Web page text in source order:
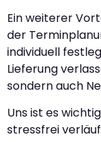
Ein weiterer
der
individuell
Lieferung
sondern auch
Uns ist es
stressfrei